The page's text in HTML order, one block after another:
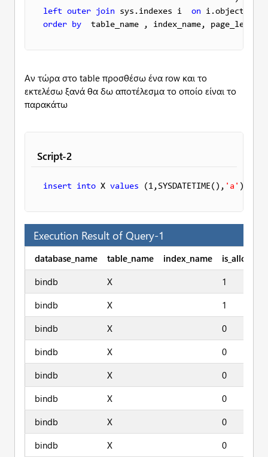
left outer join sys.indexes i on i.object_id
order by
  table_name , index_name, page_level
Αν τώρα στο table προσθέσω ένα row και το
εκτελέσω ξανά θα δω αποτέλεσμα το οποίο είναι το
παρακάτω
Script-2
insert into X values (1,SYSDATETIME(), 'a' )
Execution Result of Query-1
database_name table_name index_name
is_allocated
bindb
X
1
bindb
X
1
bindb
X
0
bindb
X
0
bindb
X
0
bindb
X
0
bindb
X
0
bindb
X
0